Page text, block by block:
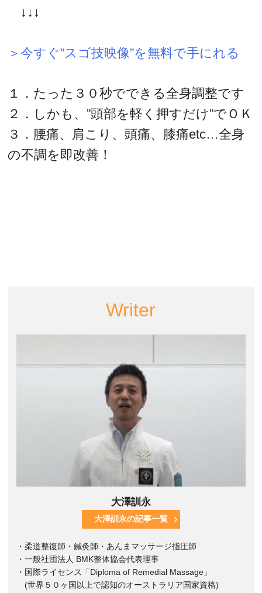
↓↓↓
＞今すぐ”スゴ技映像”を無料で手にれる
１．たった３０秒でできる全身調整です
２．しかも、”頭部を軽く押すだけ”でＯＫ
３．腰痛、肩こり、頭痛、膝痛etc…全身
の不調を即改善！
Writer
大澤訓永
大澤訓永の記事一覧
・柔道整復師・鍼灸師・あんまマッサージ指圧師
・一般社団法人 BMK整体協会代表理事
・国際ライセンス「Diploma of Remedial Massage」
(世界５０ヶ国以上で認知のオーストラリア国家資格)